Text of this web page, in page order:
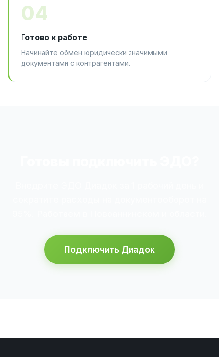
04
Готово к работе
Начинайте обмен юридически значимыми
документами с контрагентами.
Подключить Диадок